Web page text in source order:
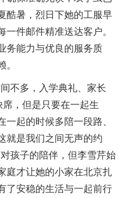
酷暑，烈日下她的工服早
件邮件精准送达客户。
务能力与优良的服务质
不多，入学典礼、家长
，但是只要在一起生
起的时候多陪一段路、
就是我们之间无声的约
孩子的陪伴，但李雪芹始
庭才让她的小家在北京扎
了安稳的生活与一起前行